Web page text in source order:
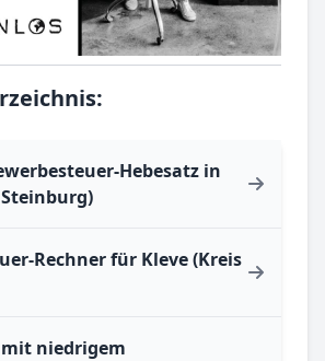
Hebesatz in
Rechner für Kleve (Kreis
niedrigem